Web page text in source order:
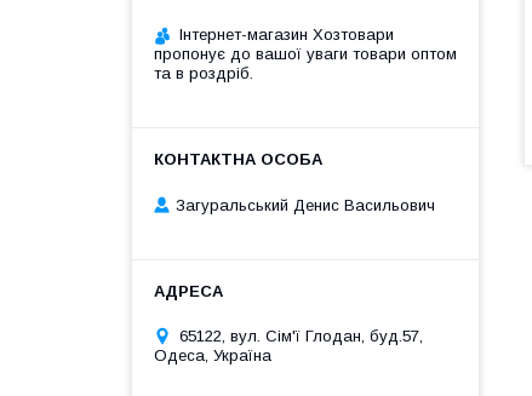
Інтернет-магазин Хозтовари
пропонує до вашої уваги товари оптом
та в роздріб.
Загуральський Денис Васильович
65122, вул. Сім'ї Глодан, буд.57,
Одеса, Україна